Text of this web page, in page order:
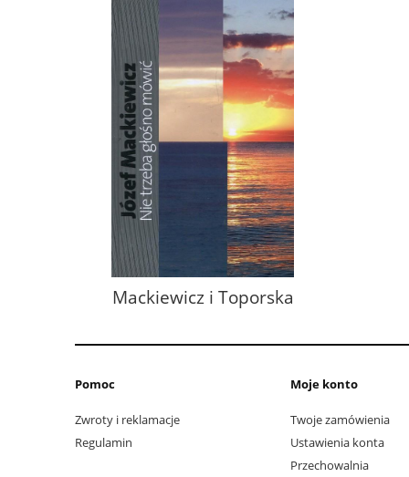
Mackiewicz i Toporska
Pomoc
Zwroty i reklamacje
Regulamin
Moje konto
Twoje zamówienia
Ustawienia konta
Przechowalnia